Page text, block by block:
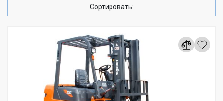
Сортировать: